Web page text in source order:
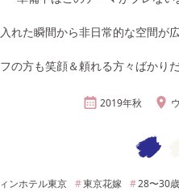
れた瞬間から非日常的な空間が
の方も笑顔＆頼れる方々ばかり
2019年秋
ンホテル東京 東京花嫁 28〜30歳